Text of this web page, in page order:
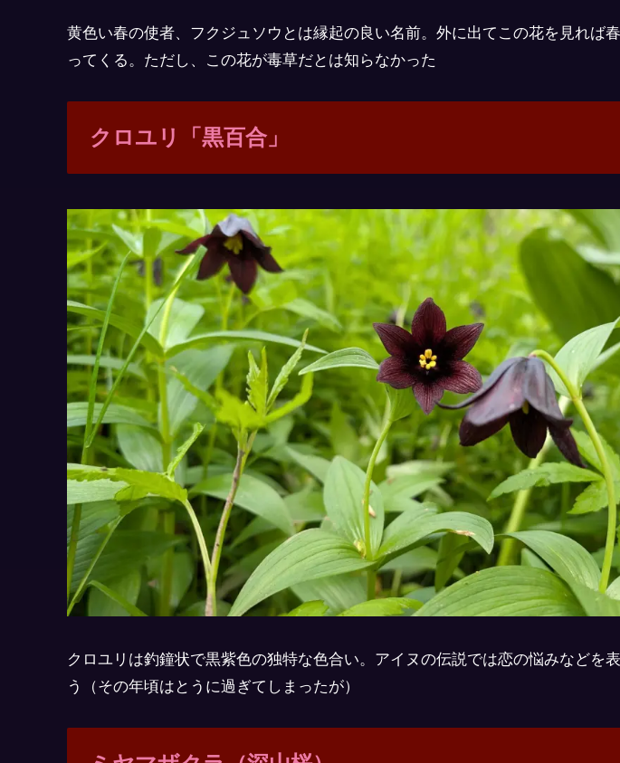
黄色い春の使者、フクジュソウとは縁起の良い名前。外に出てこの花を見れば
ってくる。ただし、この花が毒草だとは知らなかった
クロユリ「黒百合」
クロユリは釣鐘状で黒紫色の独特な色合い。アイヌの伝説では恋の悩みなどを
う（その年頃はとうに過ぎてしまったが）